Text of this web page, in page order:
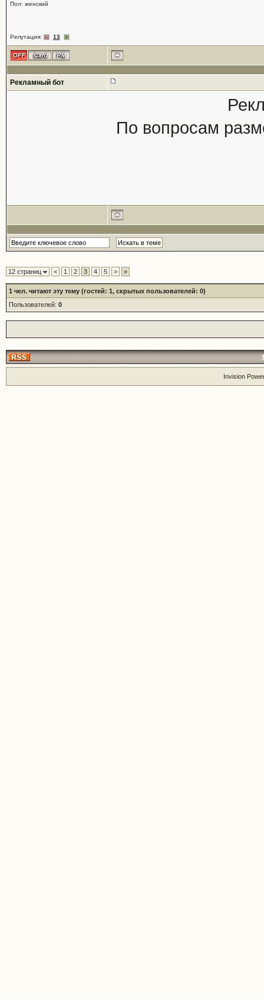
Пол: женский
Репутация: 13
Рекламный бот
По вопросам
12 страниц < 1 2 3 4 5 > »
1 чел. читают эту тему (гостей: 1, скрытых пользователей: 0)
Пользователей: 0
Invision